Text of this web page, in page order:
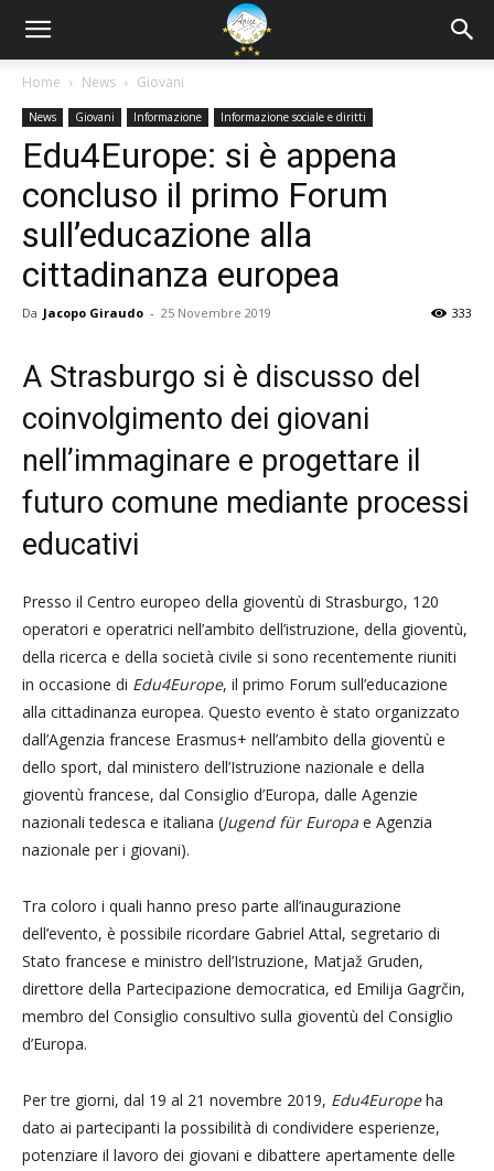
Home News Giovani
News Giovani Informazione Informazione sociale e diritti
Edu4Europe: si è appena
concluso il primo Forum
sull’educazione alla
cittadinanza europea
Da Jacopo Giraudo - 25 Novembre 2019 333
A Strasburgo si è discusso del
coinvolgimento dei giovani
nell’immaginare e progettare il
futuro comune mediante processi
educativi
Presso il Centro europeo della gioventù di Strasburgo, 120
operatori e operatrici nell’ambito dell’istruzione, della gioventù,
della ricerca e della società civile si sono recentemente riuniti
in occasione di Edu4Europe, il primo Forum sull’educazione
alla cittadinanza europea. Questo evento è stato organizzato
dall’Agenzia francese Erasmus+ nell’ambito della gioventù e
dello sport, dal ministero dell’Istruzione nazionale e della
gioventù francese, dal Consiglio d’Europa, dalle Agenzie
nazionali tedesca e italiana (Jugend für Europa e Agenzia
nazionale per i giovani).
Tra coloro i quali hanno preso parte all’inaugurazione
dell’evento, è possibile ricordare Gabriel Attal, segretario di
Stato francese e ministro dell’Istruzione, Matjaž Gruden,
direttore della Partecipazione democratica, ed Emilija Gagrčin,
membro del Consiglio consultivo sulla gioventù del Consiglio
d’Europa.
Per tre giorni, dal 19 al 21 novembre 2019, Edu4Europeha
dato ai partecipanti la possibilità di condividere esperienze,
potenziare il lavoro dei giovani e dibattere apertamente delle